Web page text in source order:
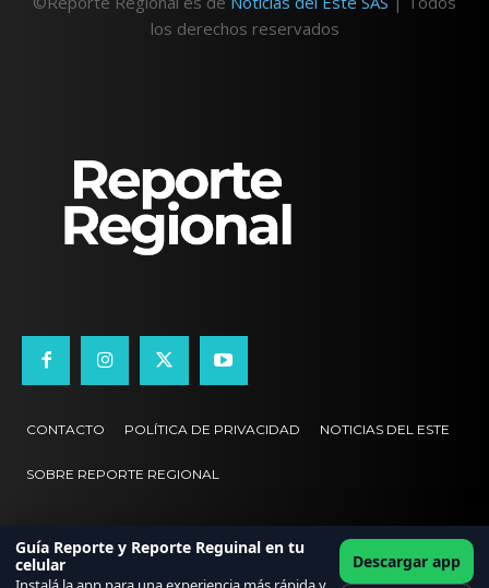
los derechos reservados
CONTACTO POLÍTICA DE PRIVACIDAD NOTICIAS DEL ESTE
SOBRE REPORTE REGIONAL
Guía Reporte y Reporte Reguinal en tu
celular
Descargar app